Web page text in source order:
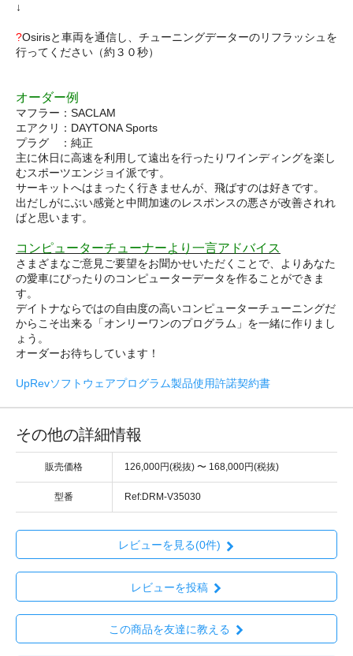
↓
?Osirisと車両を通信し、チューニングデーターのリフラッシュを
行ってください（約３０秒）
オーダー例
マフラー：SACLAM
エアクリ：DAYTONA Sports
プラグ ：純正
主に休日に高速を利用して遠出を行ったりワインディングを楽し
むスポーツエンジョイ派です。
サーキットへはまったく行きませんが、飛ばすのは好きです。
出だしがにぶい感覚と中間加速のレスポンスの悪さが改善されれ
ばと思います。
コンピューターチューナーより一言アドバイス
さまざまなご意見ご要望をお聞かせいただくことで、よりあなた
の愛車にぴったりのコンピューターデータを作ることができま
す。
デイトナならではの自由度の高いコンピューターチューニングだ
からこそ出来る「オンリーワンのプログラム」を一緒に作りまし
ょう。
オーダーお待ちしています！
UpRevソフトウェアプログラム製品使用許諾契約書
その他の詳細情報
販売価格 126,000円(税抜) 〜 168,000円(税抜)
型番 Ref:DRM-V35030
レビューを見る(0件)
レビューを投稿
この商品を友達に教える